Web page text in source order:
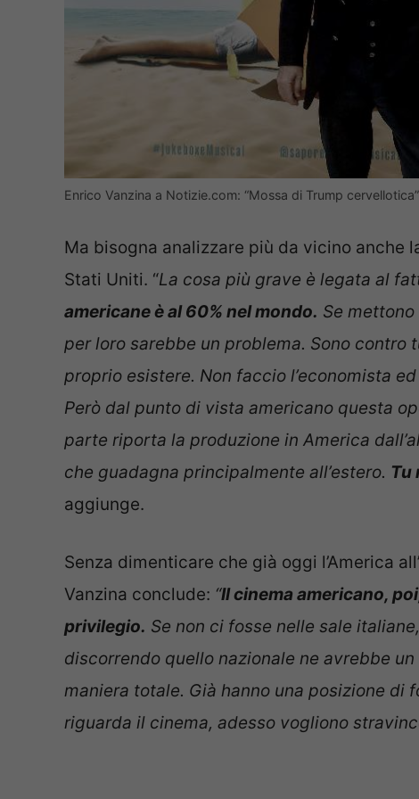
Enrico Vanzina a Notizie.com: “Mossa di Trump
Ma bisogna analizzare più da vicino anche
Stati Uniti. “La cosa più grave è legata al
americane è al 60% nel mondo. Se
per loro sarebbe un problema. Sono contro
proprio esistere. Non faccio l’economista
Però dal punto di vista americano questa
parte riporta la produzione in America
che guadagna principalmente all’estero. Tu
aggiunge.
Senza dimenticare che già oggi l’America
Vanzina conclude: “Il cinema americano,
privilegio. Se non ci fosse nelle sale
discorrendo quello nazionale ne avrebbe
maniera totale. Già hanno una posizione di
riguarda il cinema, adesso vogliono